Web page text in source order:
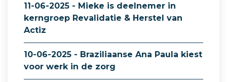
11-06-2025 - Mieke is deelnemer in
kerngroep Revalidatie & Herstel van
Actiz
10-06-2025 - Braziliaanse Ana Paula kiest
voor werk in de zorg